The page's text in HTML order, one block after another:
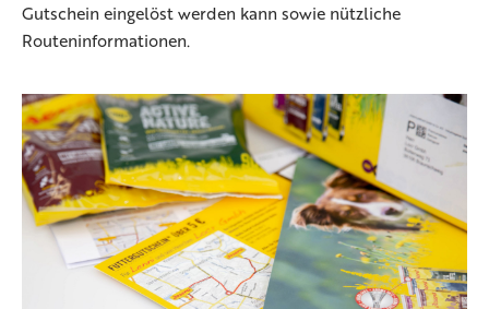
Gutschein eingelöst werden kann sowie nützliche
Routeninformationen.